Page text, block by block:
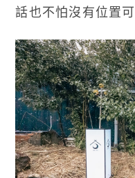
話也不怕沒有位置